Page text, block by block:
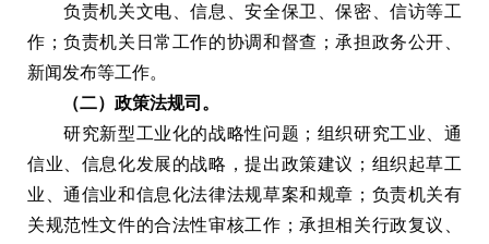
负责机关文电、信息、安全保卫、保密、信访等工
作；负责机关日常工作的协调和督查；承担政务公开、
新闻发布等工作。
（二）政策法规司。
研究新型工业化的战略性问题；组织研究工业、通
信业、信息化发展的战略，提出政策建议；组织起草工
业、通信业和信息化法律法规草案和规章；负责机关有
关规范性文件的合法性审核工作；承担相关行政复议、